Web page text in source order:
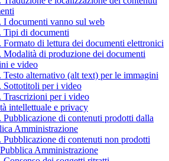
I documenti vanno sul web
Tipi di documenti
Formato di lettura dei documenti elettronici
Modalità di produzione dei documenti
e video
Testo alternativo (alt text) per le immagini
Sottotitoli per i video
Trascrizioni per i video
intellettuale e privacy
Pubblicazione di contenuti prodotti dalla
Amministrazione
Pubblicazione di contenuti non prodotti
Amministrazione